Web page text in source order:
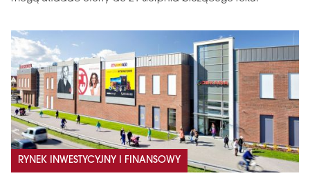
RYNEK INWESTYCYJNY I FINANSOWY